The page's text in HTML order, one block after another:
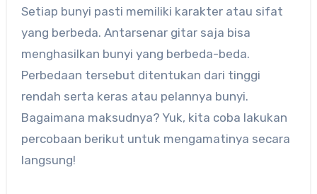
Setiap bunyi pasti memiliki karakter atau sifat
yang berbeda. Antarsenar gitar saja bisa
menghasilkan bunyi yang berbeda-beda.
Perbedaan tersebut ditentukan dari tinggi
rendah serta keras atau pelannya bunyi.
Bagaimana maksudnya? Yuk, kita coba lakukan
percobaan berikut untuk mengamatinya secara
langsung!